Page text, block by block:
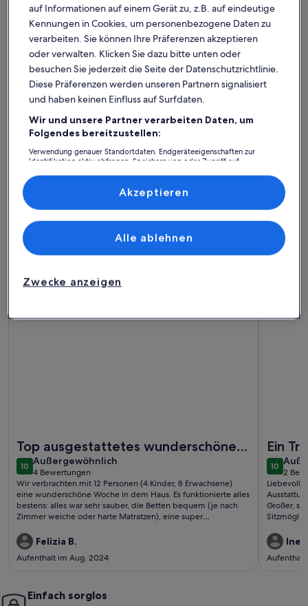
Weitere Infos zu Panoramablick auf den Strand. Ferien bis
Panoramablick auf den Strand.
Ferien bis zu 10 in Gilleleje - Northern
Zealand
Platz für 10 Gäste · 5 Schlafzimmer · 2+ Badezimmer
9,8 Außergewöhnlich
außergewöhnlich
(60
Bjerre Strand:
Ferienunterkünfte mit Top-
Bewertung
Top ausgestattetes wunderschönes
Haus
1010 von 10
Außergewöhnlich
außergewöhnlich
4 Bewertungen
(4
bewertungen)
Wir verbrachten mit 12 Personen (4 Kinder, 8 Erwachsene)
eine wunderschöne Woche in dem Haus. Es funktionierte alles
bestens: alles war sehr sauber, die Betten bequem (je nach
Zimmer weiche oder harte Matratzen), eine super
Unterkunft liess keine Wünsche offen :).
Felizia B.
Aufenthalt im Aug. 2024
Weitere Infos zu Große, geräumige Ferienhaus in der
Ein
1010 von
2
(2
Großer,
Ines
Weitere
Einfach sorglos
auf Informationen auf einem Gerät zu, z.B. auf eindeutige
Kennungen in Cookies, um personenbezogene Daten zu
verarbeiten. Sie können Ihre Präferenzen akzeptieren
oder verwalten. Klicken Sie dazu bitte unten oder
besuchen Sie jederzeit die Seite der Datenschutzrichtlinie.
Diese Präferenzen werden unseren Partnern signalisiert
und haben keinen Einfluss auf Surfdaten.
Wir und unsere Partner verarbeiten Daten, um
Folgendes bereitzustellen:
Verwendung genauer Standortdaten. Endgeräteeigenschaften zur
Identifikation aktiv abfragen. Speichern von oder Zugriff auf
Inhalte, Messung von Werbeleistung und der Performance von Inhalten,
Zielgruppenforschung sowie Entwicklung und Verbesserung von
Liste der Partner (Lieferanten)
Zwecke anzeigen
Alle ablehnen
Akzeptieren